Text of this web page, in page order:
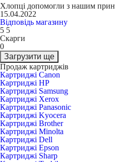
Хлопці допомогли з нашим
15.04.2022
Відповідь магазину
5 5
Скарги
0
Загрузити ще
Продаж картриджів
Картриджі Canon
Картриджі HP
Картриджі Samsung
Картриджі Xerox
Картриджі Panasonic
Картриджі Kyocera
Картриджі Brother
Картриджі Minolta
Картриджі Dell
Картриджі Epson
Картриджі Sharp